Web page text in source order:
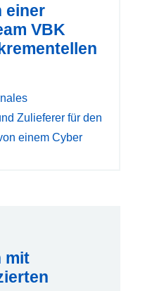
einer
VBK
Zulieferer für den
einem Cyber
mit